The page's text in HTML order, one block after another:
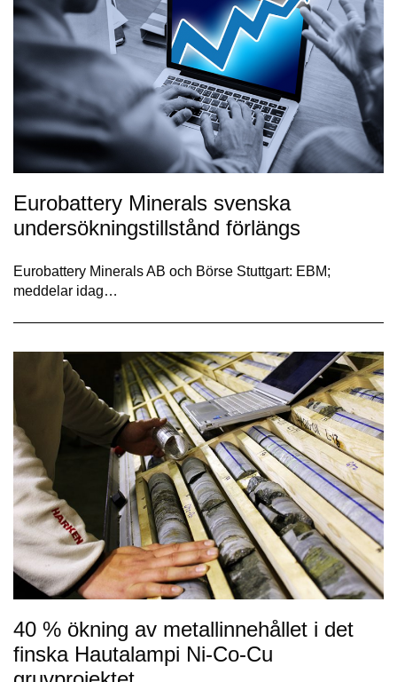
Eurobattery Minerals svenska
undersökningstillstånd förlängs
Eurobattery Minerals AB och Börse Stuttgart: EBM;
meddelar idag…
40 % ökning av metallinnehållet i det
finska Hautalampi Ni-Co-Cu